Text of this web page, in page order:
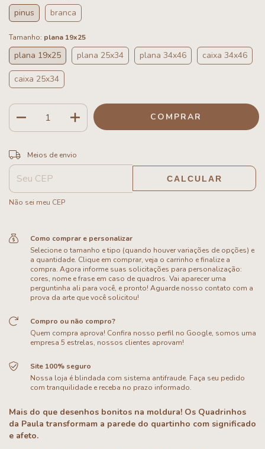
pinus branca
Tamanho: plana 19x25
plana 19x25 plana 25x34 plana 34x46 caixa 34x46
caixa 25x34
Entregas para o CEP:
Meios de envio
CALCULAR
Não sei meu CEP
Como comprar e personalizar
Selecione o tamanho e tipo (quando houver variações de opções) e
a quantidade. Clique em comprar, veja o carrinho e finalize a
compra. Agora informe suas solicitações para personalização:
cores, nome e frase em caso de quadros. Vai aparecer uma
perguntinha ali para você, e pronto! Aguarde nosso contato com a
prova da arte que você solicitou!
Compro ou não compro?
Quem compra aprova! Confira nosso perfil no Google, somos uma
empresa 5 estrelas, nossos clientes aprovam!
Site 100% seguro
Nossa loja é blindada com sistema antifraude. Faça seu pedido
com tranquilidade e receba no prazo informado.
Mais do que desenhos bonitos na moldura! Os Quadrinhos
da Paula transformam a parede do quartinho com significado
e afeto.